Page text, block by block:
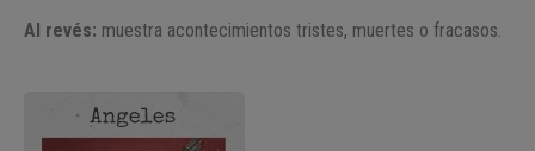
Al revés: muestra acontecimientos tristes, muertes o fracasos.